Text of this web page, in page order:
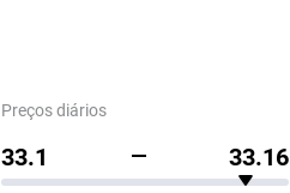
Preços diários
33.1 33.16